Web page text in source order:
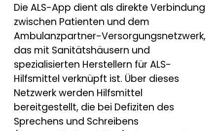
Die ALS-App dient als direkte Verbindung
zwischen Patienten und dem
Ambulanzpartner-Versorgungsnetzwerk,
das mit Sanitätshäusern und
spezialisierten Herstellern für ALS-
Hilfsmittel verknüpft ist. Über dieses
Netzwerk werden Hilfsmittel
bereitgestellt, die bei Defiziten des
Sprechens und Schreibens